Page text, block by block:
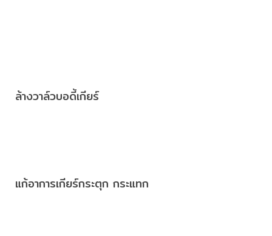
ล้างวาล์วบอดี้เกียร์
แก้อาการเกียร์กระตุก กระแทก